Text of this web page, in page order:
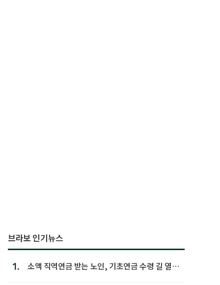
브라보 인기뉴스
1.
소액 직역연금 받는 노인, 기초연금 수령 길 열린